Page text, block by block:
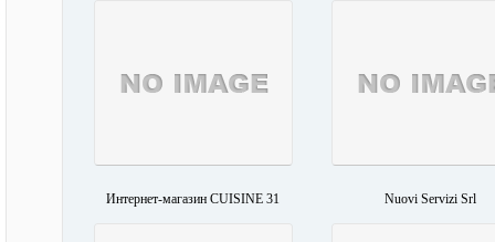
Интернет-магазин CUISINE 31 Nuovi Servizi Srl